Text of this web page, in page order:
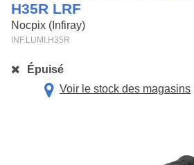
H35R LRF
Nocpix (Infiray)
INF.LUMI.H35R
Épuisé
Voir le stock des magasins